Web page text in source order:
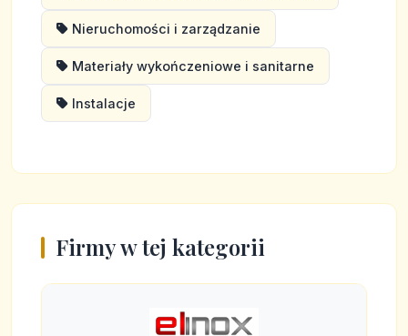
Nieruchomości i zarządzanie
Materiały wykończeniowe i sanitarne
Instalacje
Firmy w tej kategorii